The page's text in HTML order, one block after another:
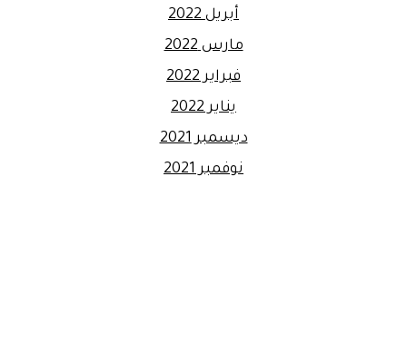
أبريل 2022
مارس 2022
فبراير 2022
يناير 2022
ديسمبر 2021
نوفمبر 2021